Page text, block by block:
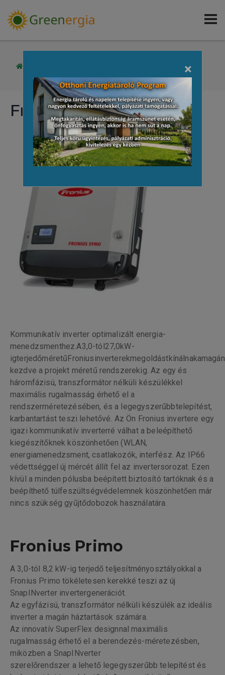
FRONIUS INVERTEREK
Fronius inverterek
Kommunikatív inverter optimalizált energia-
menedzsmenthez.A3,0-tól27,0kW-
kezdve a projekt méretű rendszerekig. Az egy és
háromfázisú, transzformátor nélküli készülékkel
maximális rugalmasság érhető el a
rendszerméretezésében, és a legegyszerűbbtelepítést,
karbantartást teszi lehetővé. Az Ön Fronius invertere egy
igazi kommunikatív inverterré válhat a beleépíthető
kiegészítőknek köszönhetően (WLAN,
energiamenedzsment, csatlakozók, interfész. Az IP66
védettséggel új mércét állít fel az invertersorozat. Ezen
kívül a minden pólusba beépített biztosító tartóknak és a
beépíthető túlfeszültségvédelemnek köszönhetően már
nincs szükség gyűjtődobozok használatára.
Fronius Primo
A 3,0-tól 8,2 kW-ig terjedő teljesítményosztályokkal a
Fronius Primo tökéletesen kerekké teszi az új
SnapINverter invertergenerációt.
Az egyfázisú, transzformátor nélküli készülék az ideális
inverter a magán háztartások számára.
Az innovatív SuperFlex designnal maximális
rugalmasság érhető el a berendezés-méretezésben,
miközben a SnapINverter
szerelőrendszer a lehető legegyszerűbb telepítést és
×